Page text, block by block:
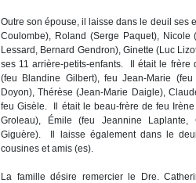
Outre son épouse, il laisse dans le deuil ses
Coulombe), Roland (Serge Paquet),
Lessard, Bernard Gendron), Ginette (Luc
ses 11 arrière-petits-enfants. Il était le frère
(feu Blandine Gilbert), feu Jean-Marie
Doyon), Thérèse (Jean-Marie Daigle),
feu Gisèle. Il était le beau-frère de feu
Groleau), Émile (feu Jeannine Laplante,
Giguère). Il laisse également dans le
cousines et amis (es).
La famille désire remercier le Dre.